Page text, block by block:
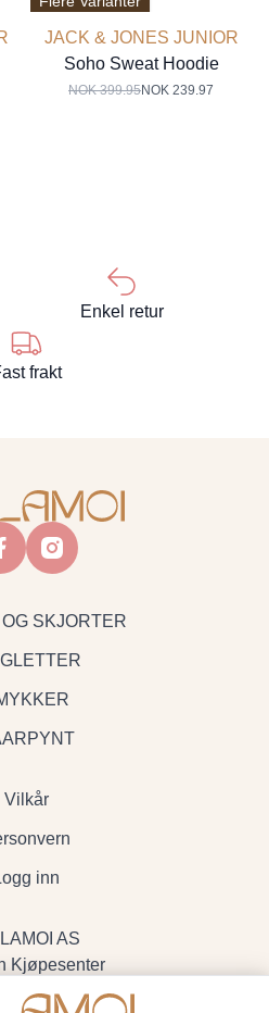
JACK & JONES JUNIOR
Soho Sweat Hoodie
NOK 399.95NOK 239.97
Enkel retur
frakt
instagram
SKJORTER
Vilkår
inn
AS
Kjøpesenter
19, 3570 Ål